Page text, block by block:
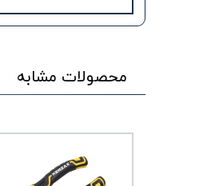
محصولات مشابه